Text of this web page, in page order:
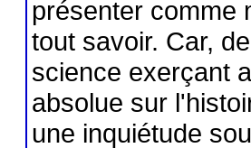
présenter comme
tout savoir. Car,
science exerçant
absolue sur
une inquiétude